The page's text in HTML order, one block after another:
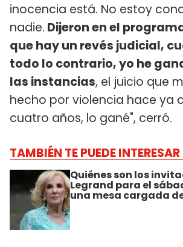
inocencia está. No estoy
nadie. Dijeron en el
que hay un revés judicial,
todo lo contrario, yo he
las instancias, el juicio que
hecho por violencia hace ya
cuatro años, lo gané", cerró.
TAMBIÉN TE PUEDE INTERESAR
Quiénes son los
Legrand para el
una mesa cargada